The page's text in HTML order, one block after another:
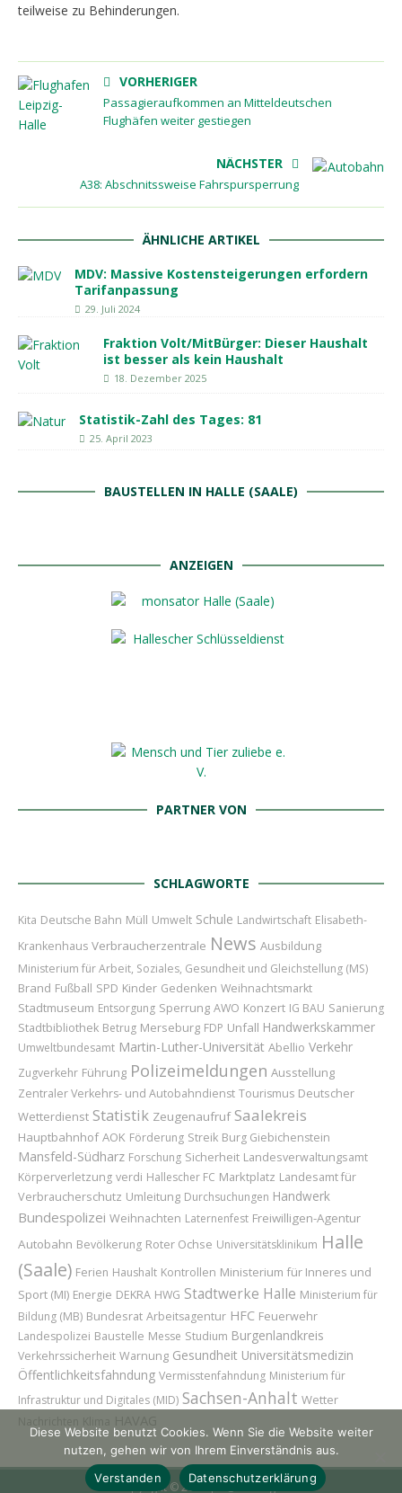
teilweise zu Behinderungen.
VORHERIGER
Passagieraufkommen an Mitteldeutschen
Flughäfen weiter gestiegen
NÄCHSTER
A38: Abschnitssweise Fahrspursperrung
ÄHNLICHE ARTIKEL
MDV: Massive Kostensteigerungen erfordern
Tarifanpassung
29. Juli 2024
Fraktion Volt/MitBürger: Dieser Haushalt
ist besser als kein Haushalt
18. Dezember 2025
Statistik-Zahl des Tages: 81
25. April 2023
BAUSTELLEN IN HALLE (SAALE)
ANZEIGEN
PARTNER VON
SCHLAGWORTE
Kita Deutsche Bahn Müll Umwelt Schule Landwirtschaft Elisabeth-
Krankenhaus Verbraucherzentrale News Ausbildung
Ministerium für Arbeit, Soziales, Gesundheit und Gleichstellung (MS)
Brand Fußball SPD Kinder Gedenken Weihnachtsmarkt
Stadtmuseum Entsorgung Sperrung AWO Konzert IG BAU Sanierung
Stadtbibliothek Betrug Merseburg FDP Unfall Handwerkskammer
Umweltbundesamt Martin-Luther-Universität Abellio Verkehr
Zugverkehr Führung Polizeimeldungen Ausstellung
Zentraler Verkehrs- und Autobahndienst Tourismus Deutscher
Wetterdienst Statistik Zeugenaufruf Saalekreis
Hauptbahnhof AOK Förderung Streik Burg Giebichenstein
Mansfeld-Südharz Forschung Sicherheit Landesverwaltungsamt
Körperverletzung verdi Hallescher FC Marktplatz Landesamt für
Verbraucherschutz Umleitung Durchsuchungen Handwerk
Bundespolizei Weihnachten Laternenfest Freiwilligen-Agentur
Autobahn Bevölkerung Roter Ochse Universitätsklinikum Halle
(Saale) Ferien Haushalt Kontrollen Ministerium für Inneres und
Sport (MI) Energie DEKRA HWG Stadtwerke Halle Ministerium für
Bildung (MB) Bundesrat Arbeitsagentur HFC Feuerwehr
Landespolizei Baustelle Messe Studium Burgenlandkreis
Verkehrssicherheit Warnung Gesundheit Universitätsmedizin
Öffentlichkeitsfahndung Vermisstenfahndung Ministerium für
Infrastruktur und Digitales (MID) Sachsen-Anhalt Wetter
Copyright © 2026 | H@llAnzeiger
Diese Website benutzt Cookies. Wenn Sie die Website weiter
nutzen, gehen wir von Ihrem Einverständnis aus.
Verstanden
Datenschutzerklärung